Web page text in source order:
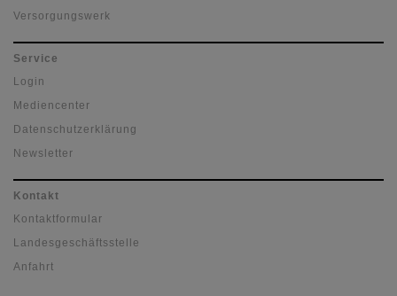
Versorgungswerk
Service
Login
Mediencenter
Datenschutzerklärung
Newsletter
Kontakt
Kontaktformular
Landesgeschäftsstelle
Anfahrt